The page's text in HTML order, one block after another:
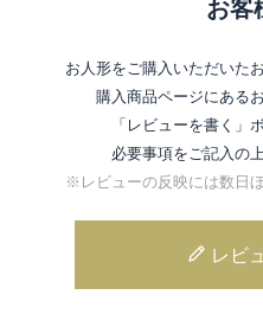
お客
お人形をご購入いただいた
購入商品ページにある
「レビューを書く」
必要事項をご記入の
※レビューの反映には数日
レビ